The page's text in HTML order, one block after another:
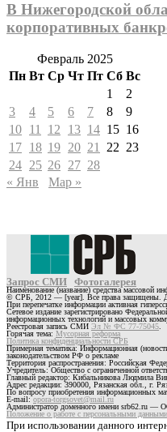
В Нижегородской
корпоративных
Февраль 2025
Пн Вт Ср Чт Пт Сб Вс
1
2
3
4 5 6 7 8
9
10 11 12 13 14 15 16
17 18 19 20 21 22 23
24 25 26 27 28
« Янв
Мар »
Запрос СМИ Фотогалерея
Наименование (название) средства массовой
© СРБ, 2012 — [year]. Все права защищены.
При перепечатке информации активная
Сетевое издание зарегистрировано
информационных технологий и массовых
Реестровая запись СМИ Эл № ФС 77-75045
Горячая тема: Мусорная реформа
Политика конфиденциальности СРБ
Примерная тематика: Информационная
законодательством РФ о рекламе
Территория распространения: Российская
Учредитель: Общество с ограниченной
Главный редактор: Кибальникова Людмила
Адрес редакции: 390000, Рязанская обл., г.
По вопросу приобретения информационных
E-mail:opora-torgsovet@mail.ru
Администратор доменного имени srb62.ru —
Положение о работе с персональными
При использовании данного